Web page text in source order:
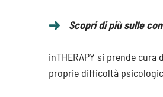
Scopri di più sulle
inTHERAPY si prende
proprie difficoltà